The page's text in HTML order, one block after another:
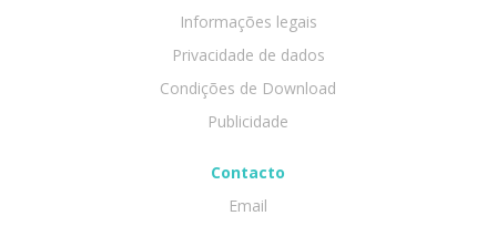
Informações legais
Privacidade de dados
Condições de Download
Publicidade
Contacto
Email